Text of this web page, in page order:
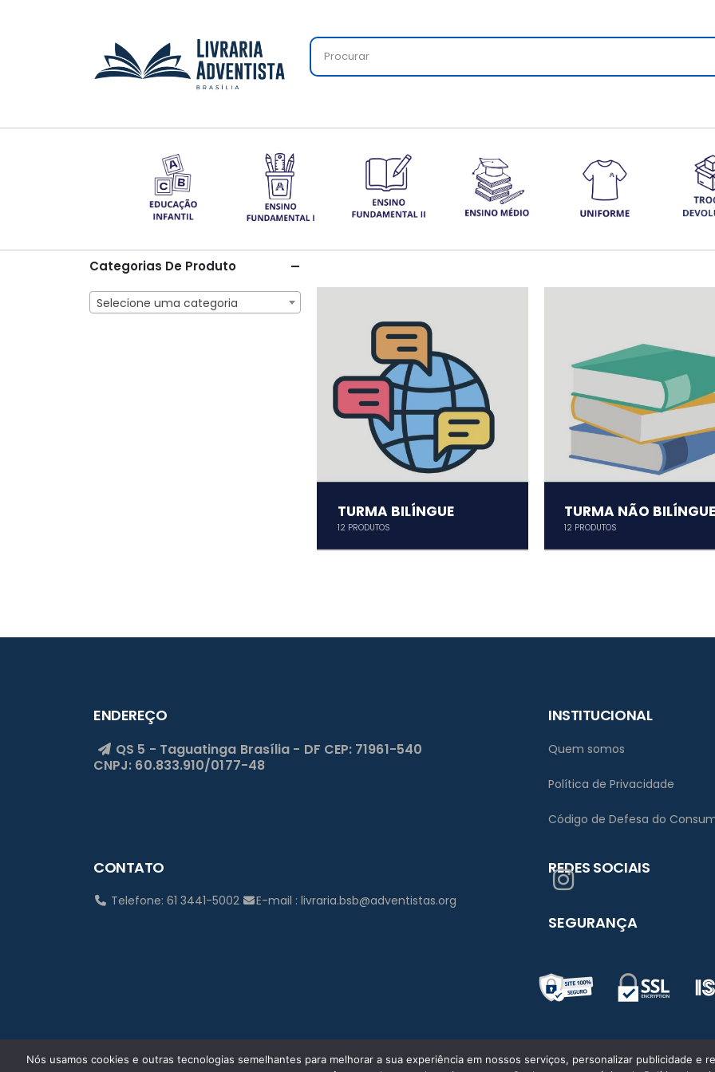
TURMA BILÍNGUE
12PRODUTOS
TURMA NÃO
12 PRODUTOS
Categorias De Produto
Selecione uma categoria
ENDEREÇO
QS 5 - Taguatinga Brasília - DF CEP: 71961-540
CNPJ: 60.833.910/0177-48
INSTITUCIONAL
Quem somos
Política de Privacidade
Código de Defesa do
CONTATO
Telefone: 61 3441-5002 E-mail : livraria.bsb@adventistas.org
REDES SOCIAIS
SEGURANÇA
Nós usamos cookies e outras tecnologias semelhantes para melhorar a sua experiência em nossos serviços, personalizar publicidade